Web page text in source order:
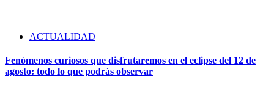
ACTUALIDAD
Fenómenos curiosos que disfrutaremos en el eclipse del 12 de
agosto: todo lo que podrás observar